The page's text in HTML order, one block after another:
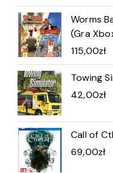
Worms
(Gra
115,00zł
Towing
42,00zł
Call of
69,00zł